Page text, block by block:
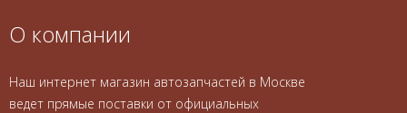
О компании
Наш интернет магазин автозапчастей в Москве
ведет прямые поставки от официальных